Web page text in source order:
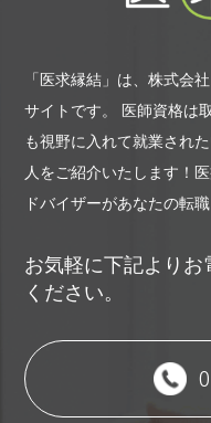
「医求縁結」は、株式会
サイトです。
医師資格は
も視野に入れて就業され
人をご紹介いたします！
ドバイザーがあなたの転
お気軽に下記より
ください。